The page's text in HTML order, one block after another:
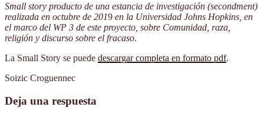
Small story producto de una estancia de investigación (secondment)
realizada en octubre de 2019 en la Universidad Johns Hopkins, en
el marco del WP 3 de este proyecto, sobre Comunidad, raza,
religión y discurso sobre el fracaso.
La Small Story se puede descargar completa en formato pdf.
Soizic Croguennec
Deja una respuesta